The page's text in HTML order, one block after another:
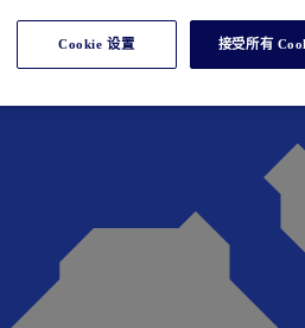
Cookie 设置 接受所有